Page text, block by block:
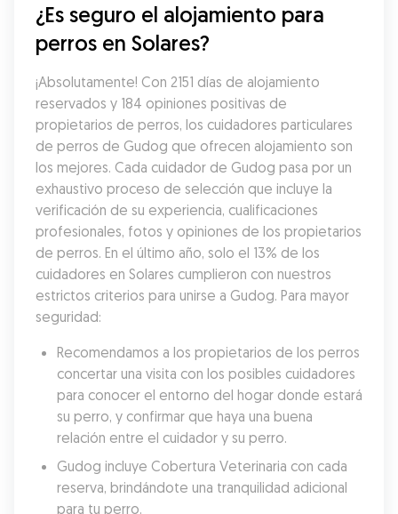
¿Es seguro el alojamiento para
perros en Solares?
¡Absolutamente! Con 2151 días de alojamiento
reservados y 184 opiniones positivas de
propietarios de perros, los cuidadores particulares
de perros de Gudog que ofrecen alojamiento son
los mejores. Cada cuidador de Gudog pasa por un
exhaustivo proceso de selección que incluye la
verificación de su experiencia, cualificaciones
profesionales, fotos y opiniones de los propietarios
de perros. En el último año, solo el 13% de los
cuidadores en Solares cumplieron con nuestros
estrictos criterios para unirse a Gudog. Para mayor
seguridad:
Recomendamos a los propietarios de los perros
concertar una visita con los posibles cuidadores
para conocer el entorno del hogar donde estará
su perro, y confirmar que haya una buena
relación entre el cuidador y su perro.
Gudog incluye Cobertura Veterinaria con cada
reserva, brindándote una tranquilidad adicional
para tu perro.